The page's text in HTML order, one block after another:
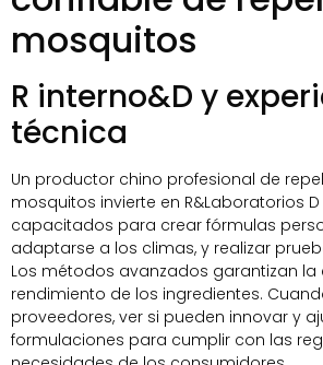
mosquitos
R interno&D y
técnica
Un productor chino profesional de
mosquitos invierte en R&Laboratorios
capacitados para crear fórmulas
adaptarse a los climas, y realizar
Los métodos avanzados garantizan la
rendimiento de los ingredientes.
proveedores, ver si pueden innovar y
formulaciones para cumplir con las